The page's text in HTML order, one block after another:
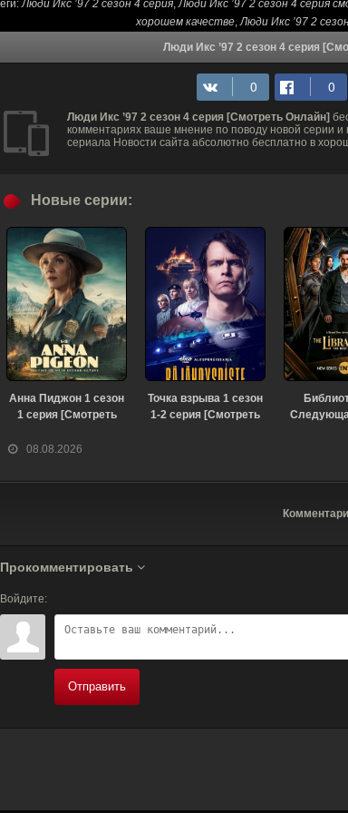
Люди Икс ’97 2 сезон 4 серия,Люди Икс ’97 2 сезон 4 серия
хорошем качестве,Люди Икс ’97 2
Люди Икс ’97 2 сезон 4 серия
Люди Икс ’97 2 сезон 4 серия [Смотреть Онлайн]
комментариях ваше мнение по поводу новой серии
сериала Новости сайта абсолютно бесплатно в
08.08.2026
Новые серии:
Анна Пиджон 1 сезон
1 серия [Смотреть
Точка взрыва 1 сезон
1-2 серия [Смотреть
Прокомментировать
Войдите:
Отправить